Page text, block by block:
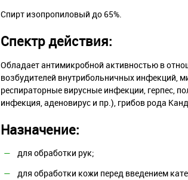
Спирт изопропиловый до 65%.
Спектр действия:
Обладает антимикробной активностью в
возбудителей внутрибольничных инфекций,
респираторные вирусные инфекции, герпес,
инфекция, аденовирус и пр.), грибов рода
Назначение:
для обработки рук;
для обработки кожи перед введением